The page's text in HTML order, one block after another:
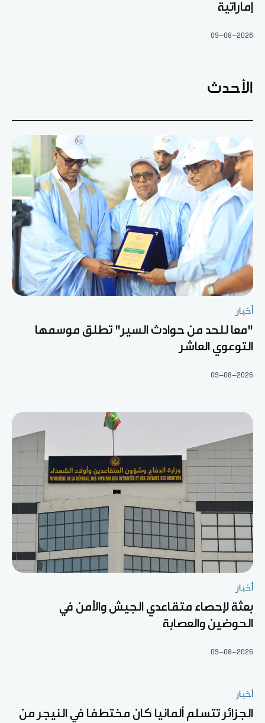
إماراتية
09-08-2026
الأحدث
أخبار
"معا للحد من حوادث السير" تطلق موسمها
التوعوي العاشر
09-08-2026
أخبار
بعثة لإحصاء متقاعدي الجيش والأمن في
الحوضين والعصابة
09-08-2026
أخبار
الجزائر تتسلم ألمانيا كان مختطفا في النيجر من